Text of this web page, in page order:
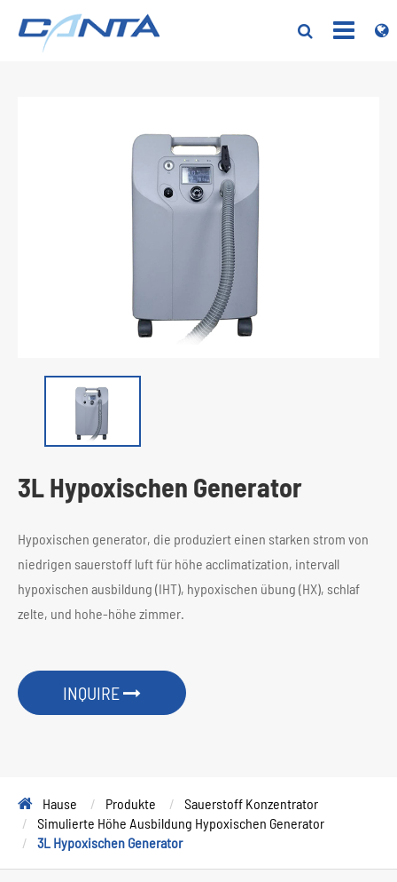
3L Hypoxischen Generator
Hypoxischen generator, die produziert einen starken strom von
niedrigen sauerstoff luft für höhe acclimatization, intervall
hypoxischen ausbildung (IHT), hypoxischen übung (HX), schlaf
zelte, und hohe-höhe zimmer.
INQUIRE
Hause Produkte
Sauerstoff Konzentrator
Simulierte Höhe Ausbildung Hypoxischen Generator
3L Hypoxischen Generator